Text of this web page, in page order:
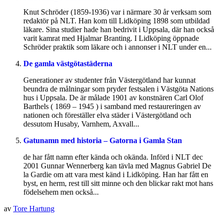
Knut Schröder (1859-1936) var i närmare 30 år verksam som
redaktör på NLT. Han kom till Lidköping 1898 som utbildad
läkare. Sina studier hade han bedrivit i Uppsala, där han också
varit kamrat med Hjalmar Branting. I Lidköping öppnade
Schröder praktik som läkare och i annonser i NLT under en...
De gamla västgötastäderna
Generationer av studenter från Västergötland har kunnat
beundra de målningar som pryder festsalen i Västgöta Nations
hus i Uppsala. De är målade 1901 av konstnären Carl Olof
Barthels ( 1869 – 1945 ) i samband med restaureringen av
nationen och föreställer elva städer i Västergötland och
dessutom Husaby, Varnhem, Axvall...
Gatunamn med historia – Gatorna i Gamla Stan
de har fått namn efter kända och okända. Införd i NLT dec
2001 Gunnar Wennerberg kan tävla med Magnus Gabriel De
la Gardie om att vara mest känd i Lidköping. Han har fått en
byst, en herm, rest till sitt minne och den blickar rakt mot hans
födelsehem men också...
av Tore Hartung